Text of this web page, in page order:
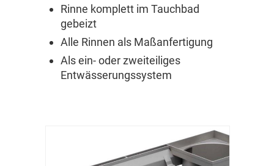
Rinne komplett im Tauchbad
gebeizt
Alle Rinnen als Maßanfertigung
Als ein- oder zweiteiliges
Entwässerungssystem